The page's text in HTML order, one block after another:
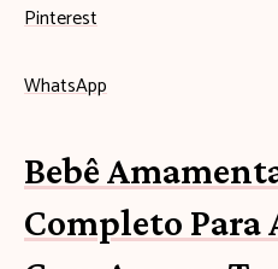
ê
c
m
e
ç
Pinterest
WhatsApp
Bebê
Completo Para